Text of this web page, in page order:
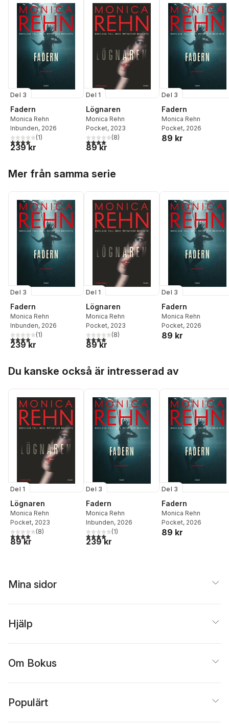
Del 3
Fadern
Monica Rehn
Inbunden, 2026
4,0utav 5 stjärnor. Totalt antal röster:
(1)
239 kr
Del 1
Lögnaren
Monica Rehn
Pocket, 2023
4,0utav 5 stjärnor. Totalt antal röster:
(8)
89 kr
Del 3
Fadern
Monica Rehn
Pocket, 2026
89 kr
Mer från samma serie
Del 3
Fadern
Monica Rehn
Inbunden, 2026
4,0utav 5 stjärnor. Totalt antal röster:
(1)
239 kr
Del 1
Lögnaren
Monica Rehn
Pocket, 2023
4,0utav 5 stjärnor. Totalt antal röster:
(8)
89 kr
Del 3
Fadern
Monica Rehn
Pocket, 2026
89 kr
Du kanske också är intresserad av
Del 1
Lögnaren
Monica Rehn
Pocket, 2023
4,0utav 5 stjärnor. Totalt antal röster:
(8)
89 kr
Del 3
Fadern
Monica Rehn
Inbunden, 2026
4,0utav 5 stjärnor. Totalt antal röster:
(1)
239 kr
Del 3
Fadern
Monica Rehn
Pocket, 2026
89 kr
Mina sidor
Hjälp
Om Bokus
Populärt